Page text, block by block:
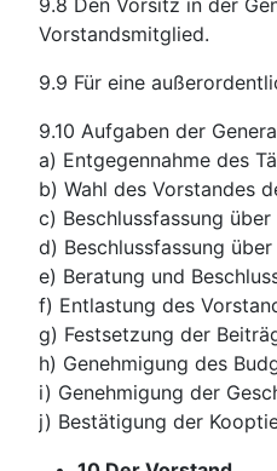
Vorstandsmitglied.
9.9 Für eine
9.10 Aufgaben der
a) Entgegennahme des
b) Wahl des Vorstandes
c) Beschlussfassung
d) Beschlussfassung
e) Beratung und
f) Entlastung des
g) Festsetzung der
h) Genehmigung des
i) Genehmigung der
j) Bestätigung der